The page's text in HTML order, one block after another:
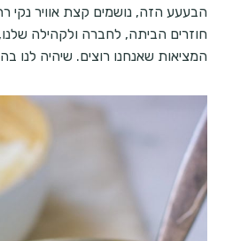
הבעעע הזה, נושמים קצת אוויר נקי
חוזרים הביתה, לחברה ולקהילה
המציאות שאנחנו רוצים. שיהיה לנו